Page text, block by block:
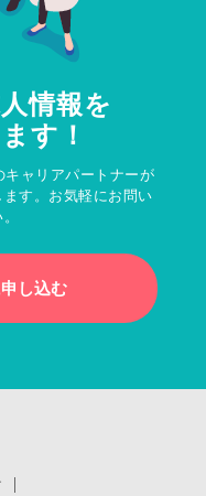
情報を
す！
キャリアパートナーが
す。お気軽にお問い
し込む